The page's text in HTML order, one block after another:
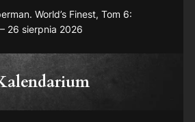
World’s Finest, Tom 6:
26 sierpnia 2026